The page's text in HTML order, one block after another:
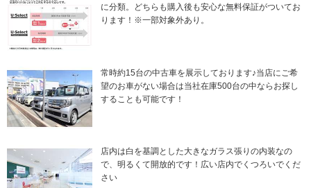
に分類。どちらも購入後も安心な無料保証がついてお
ります！※一部対象外あり。
常時約15台の中古車を展示しております♪当店にご希
望のお車がない場合は当社在庫500台の中ならお探し
することも可能です！
店内は白を基調とした大きなガラス張りの内装なの
で、明るくて開放的です！広い店内でくつろいでくだ
さい